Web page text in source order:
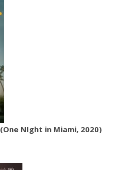
(One NIght in Miami, 2020)